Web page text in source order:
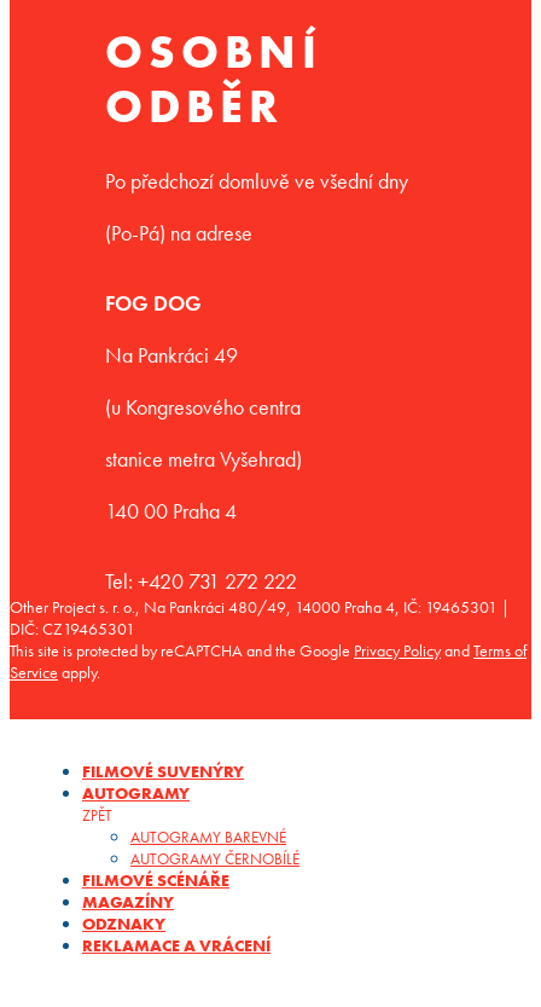
OSOBNÍ
ODBĚR
Po předchozí domluvě ve všední dny
(Po-Pá) na adrese
FOG DOG
Na Pankráci 49
(u Kongresového centra
stanice metra Vyšehrad)
140 00 Praha 4
Tel: +420 731 272 222
Other Project s. r. o., Na Pankráci 480/49, 14000 Praha 4, IČ: 19465301 |
DIČ: CZ19465301
This site is protected by reCAPTCHA and the Google Privacy PolicyandTerms of
Service apply.
FILMOVÉ SUVENÝRY
AUTOGRAMY
ZPĚT
AUTOGRAMY BAREVNÉ
AUTOGRAMY ČERNOBÍLÉ
FILMOVÉ SCÉNÁŘE
MAGAZÍNY
ODZNAKY
REKLAMACE A VRÁCENÍ